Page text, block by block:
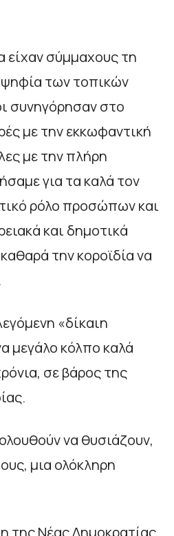
είχαν σύμμαχους τη
των τοπικών
συνηγόρησαν στο
με την εκκωφαντική
με την πλήρη
για τα καλά τον
ρόλο προσώπων και
και δημοτικά
την κοροϊδία να
«δίκαιη
μεγάλο κόλπο καλά
σε βάρος της
να θυσιάζουν,
μια ολόκληρη